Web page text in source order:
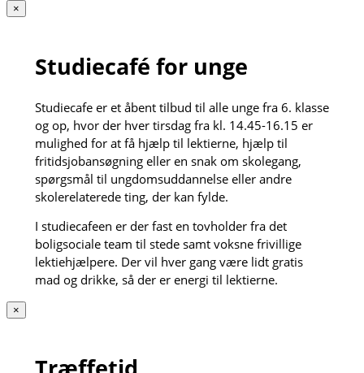
×
Studiecafé for unge
Studiecafe er et åbent tilbud til alle unge fra 6. klasse
og op, hvor der hver tirsdag fra kl. 14.45-16.15 er
mulighed for at få hjælp til lektierne, hjælp til
fritidsjobansøgning eller en snak om skolegang,
spørgsmål til ungdomsuddannelse eller andre
skolerelaterede ting, der kan fylde.
I studiecafeen er der fast en tovholder fra det
boligsociale team til stede samt voksne frivillige
lektiehjælpere. Der vil hver gang være lidt gratis
mad og drikke, så der er energi til lektierne.
×